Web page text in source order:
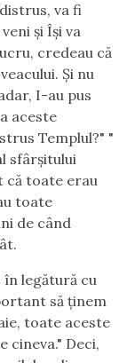
va fi
şi Îşi va
credeau că
Şi nu
I-au pus
aceste
Templul?" "
sfârşitului
că toate erau
toate
de când
în legătură cu
să ţinem
toate aceste
cineva." Deci,